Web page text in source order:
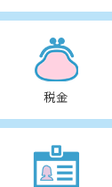
税金